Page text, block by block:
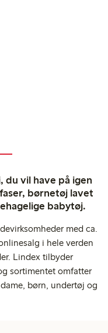
du vil have på igen
børnetøj lavet
babytøj.
med ca.
i hele verden
Lindex tilbyder
sortimentet omfatter
børn, undertøj og